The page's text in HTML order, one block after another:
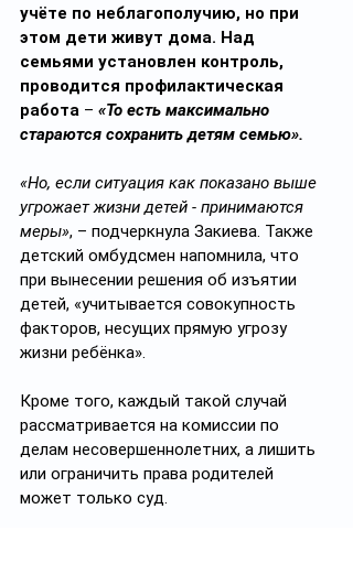
учёте по неблагополучию, но при
этом дети живут дома. Над
семьями установлен контроль,
проводится профилактическая
работа – «То есть максимально
стараются сохранить детям семью».
«Но, если ситуация как показано выше
угрожает жизни детей - принимаются
меры», – подчеркнула Закиева. Также
детский омбудсмен напомнила, что
при вынесении решения об изъятии
детей, «учитывается совокупность
факторов, несущих прямую угрозу
жизни ребёнка».
Кроме того, каждый такой случай
рассматривается на комиссии по
делам несовершеннолетних, а лишить
или ограничить права родителей
может только суд.